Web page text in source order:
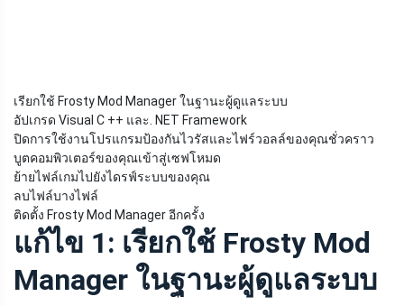
เรียกใช้ Frosty Mod Manager ในฐานะผู้ดูแลระบบ
อัปเกรด Visual C ++ และ. NET Framework
ปิดการใช้งานโปรแกรมป้องกันไวรัสและไฟร์วอลล์ของคุณชั่วคราว
บูตคอมพิวเตอร์ของคุณเข้าสู่เซฟโหมด
ย้ายไฟล์เกมไปยังไดรฟ์ระบบของคุณ
ลบไฟล์บางไฟล์
ติดตั้ง Frosty Mod Manager อีกครั้ง
แก้ไข 1: เรียกใช้ Frosty Mod
Manager ในฐานะผู้ดูแลระบบ